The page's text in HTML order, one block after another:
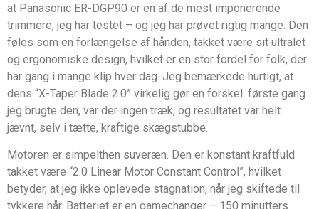
at Panasonic ER-DGP90 er en af de mest imponerende
trimmere, jeg har testet – og jeg har prøvet rigtig mange. Den
føles som en forlængelse af hånden, takket være sit ultralet
og ergonomiske design, hvilket er en stor fordel for folk, der
har gang i mange klip hver dag. Jeg bemærkede hurtigt, at
dens “X-Taper Blade 2.0” virkelig gør en forskel: første gang
jeg brugte den, var der ingen træk, og resultatet var helt
jævnt, selv i tætte, kraftige skægstubbe.
Motoren er simpelthen suveræn. Den er konstant kraftfuld
takket være “2.0 Linear Motor Constant Control”, hvilket
betyder, at jeg ikke oplevede stagnation, når jeg skiftede til
tykkere hår. Batteriet er en gamechanger – 150 minutters